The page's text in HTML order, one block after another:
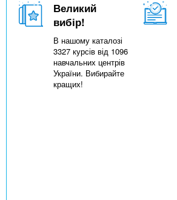
Великий
вибір!
В нашому каталозі
3327 курсів від 1096
навчальних центрів
України. Вибирайте
кращих!